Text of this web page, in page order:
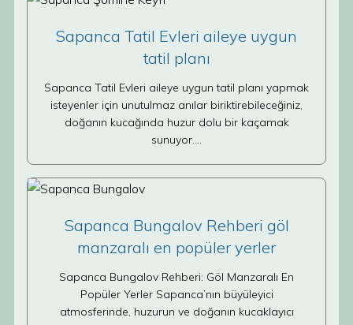
Sapanca Tatil Evleri aileye uygun
tatil planı
Sapanca Tatil Evleri aileye uygun tatil planı yapmak
isteyenler için unutulmaz anılar biriktirebileceğiniz,
doğanın kucağında huzur dolu bir kaçamak
sunuyor.…
Sapanca Bungalov Rehberi göl
manzaralı en popüler yerler
Sapanca Bungalov Rehberi: Göl Manzaralı En
Popüler Yerler Sapanca’nın büyüleyici
atmosferinde, huzurun ve doğanın kucaklayıcı